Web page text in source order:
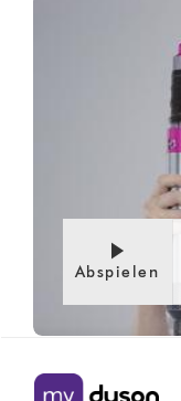
Abspielen